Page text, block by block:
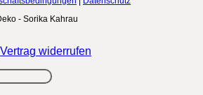
- Sorika Kahrau
Vertrag widerrufen